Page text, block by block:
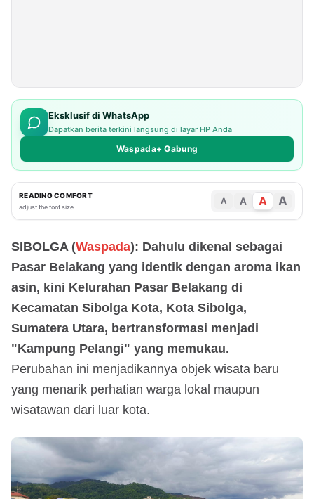
Eksklusif di WhatsApp
Dapatkan berita terkini langsung di layar HP Anda
Waspada+ Gabung
READING COMFORT
adjust the font size
A A A A
SIBOLGA (Waspada): Dahulu dikenal sebagai
Pasar Belakang yang identik dengan aroma ikan
asin, kini Kelurahan Pasar Belakang di
Kecamatan Sibolga Kota, Kota Sibolga,
Sumatera Utara, bertransformasi menjadi
"Kampung Pelangi" yang memukau.
Perubahan ini menjadikannya objek wisata baru
yang menarik perhatian warga lokal maupun
wisatawan dari luar kota.